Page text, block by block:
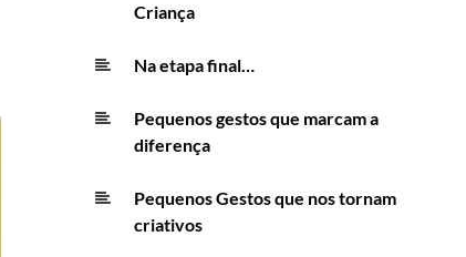
Criança
Na etapa final…
Pequenos gestos que marcam a
diferença
Pequenos Gestos que nos tornam
criativos